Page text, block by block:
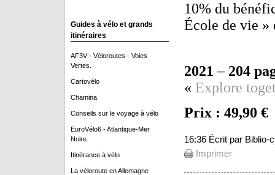
Guides à vélo et grands
itinéraires
AF3V - Véloroutes - Voies
Vertes.
Cartovélo
Chamina
Conseils sur le voyage à vélo
EuroVélo6 - Atlantique-Mer
Noire.
Itinérance à vélo
La véloroute en Allemagne
10% du
École de vie »
2021 – 204
« Explore
Prix : 49,90 €
16:36 Écrit par Biblio-
Imprimer